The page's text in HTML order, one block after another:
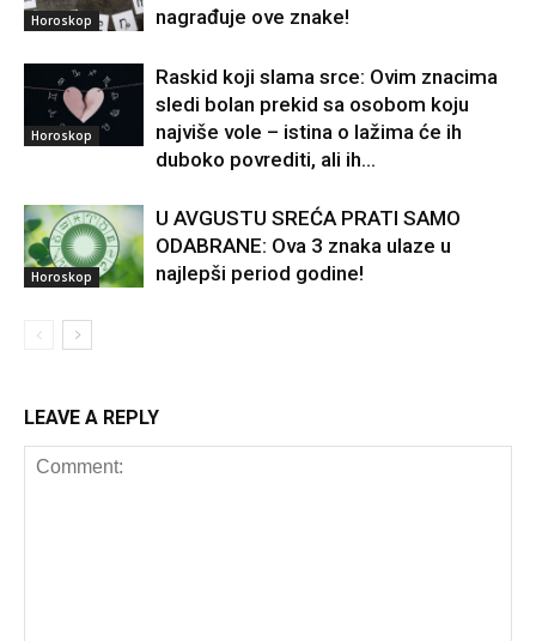
Horoskop
nagrađuje ove znake!
Horoskop
Raskid koji slama srce: Ovim znacima
sledi bolan prekid sa osobom koju
najviše vole – istina o lažima će ih
duboko povrediti, ali ih...
Horoskop
U AVGUSTU SREĆA PRATI SAMO
ODABRANE: Ova 3 znaka ulaze u
najlepši period godine!
LEAVE A REPLY